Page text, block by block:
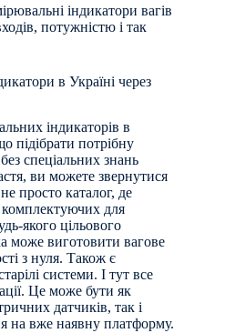
індикатори вагів
потужністю і так
в Україні через
індикаторів в
підібрати потрібну
спеціальних знань
ви можете звернутися
просто каталог, де
для
якого цільового
може виготовити вагове
з нуля. Також є
системи. І тут все
Це може бути як
датчиків, так і
на вже наявну платформу.